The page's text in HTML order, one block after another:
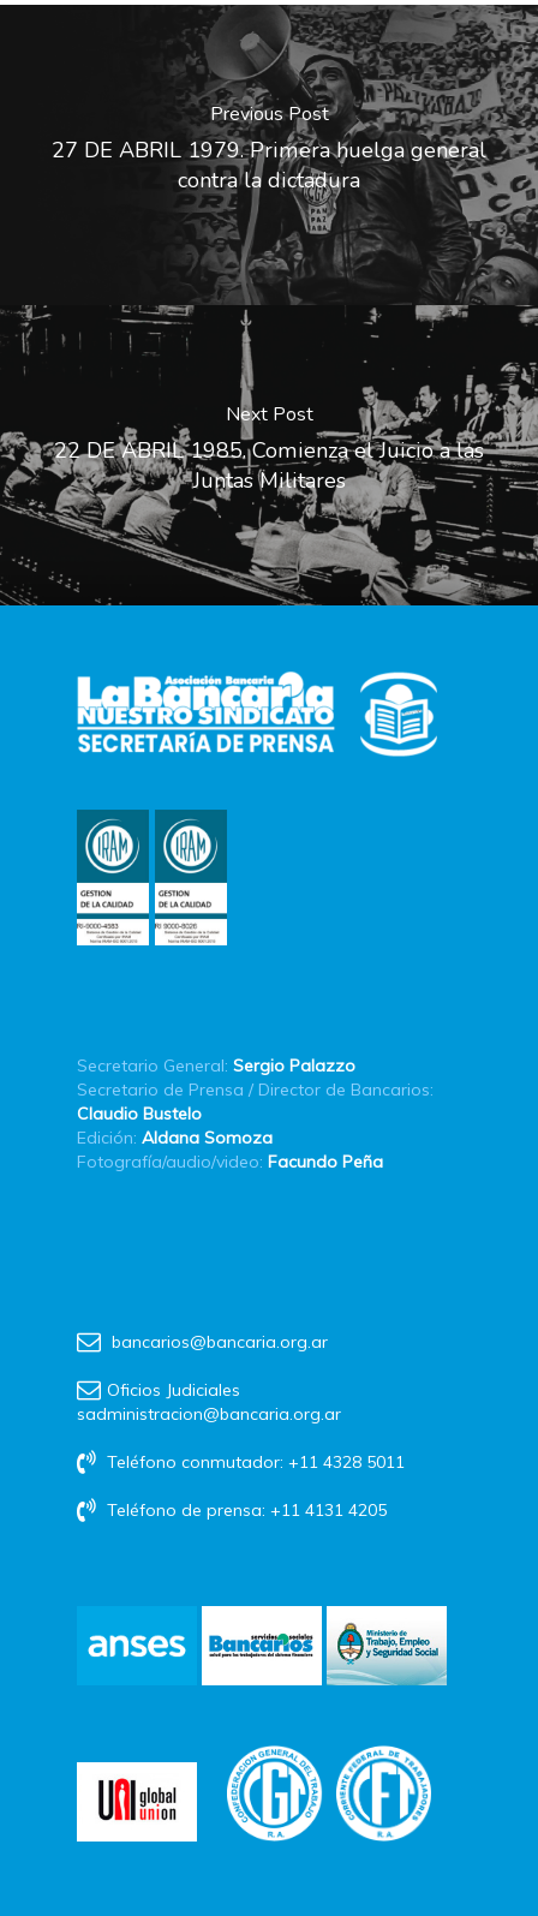
Previous Post
27 DE ABRIL 1979. Primera huelga general
contra la dictadura
Next Post
22 DE ABRIL 1985. Comienza el Juicio a las
Juntas Militares
Secretario General: Sergio Palazzo
Secretario de Prensa / Director de Bancarios:
Claudio Bustelo
Edición: Aldana Somoza
Fotografía/audio/video: Facundo Peña
bancarios@bancaria.org.ar
Oficios Judiciales
sadministracion@bancaria.org.ar
Teléfono conmutador: +11 4328 5011
Teléfono de prensa: +11 4131 4205